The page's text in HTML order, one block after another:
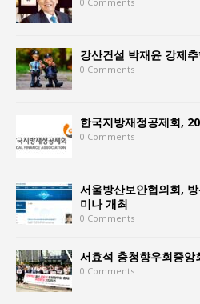
강산건설 박재윤 강제
0 Comments
한국지방재정공제회,
0 Comments
서울방산보안협의회,
미나 개최
0 Comments
서효석 충청향우회중
0 Comments